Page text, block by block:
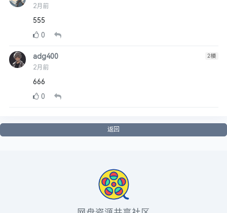
2月前
555
0
adg400
2月前
2楼
666
0
返回